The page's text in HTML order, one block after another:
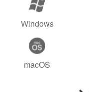
Windows
macOS